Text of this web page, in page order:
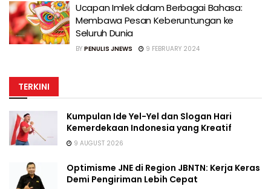
Ucapan Imlek dalam Berbagai Bahasa:
Membawa Pesan Keberuntungan ke
Seluruh Dunia
BY PENULIS JNEWS 9 FEBRUARY 2024
TERKINI
Kumpulan Ide Yel-Yel dan Slogan Hari
Kemerdekaan Indonesia yang Kreatif
9 AUGUST 2026
Optimisme JNE di Region JBNTN: Kerja Keras
Demi Pengiriman Lebih Cepat